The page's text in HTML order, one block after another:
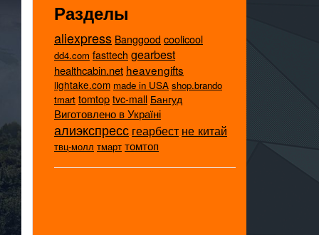
Разделы
aliexpress Banggood coolicool
dd4.com fasttech gearbest
healthcabin.net heavengifts
lightake.com made in USA shop.brando
tmart tomtop tvc-mall Бангуд
Виготовлено в Україні
алиэкспресс геарбест не китай
твц-молл тмарт томтоп